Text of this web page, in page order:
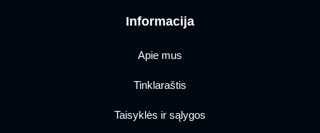
Informacija
Apie mus
Tinklaraštis
Taisyklės ir sąlygos